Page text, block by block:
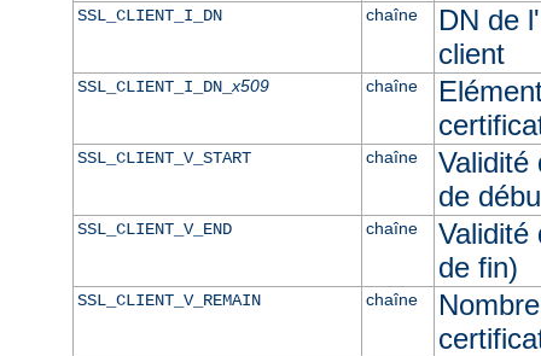
SSL_CLIENT_I_DN chaîne
DN de
client
SSL_CLIENT_I_DN_x509 chaîne
SSL_CLIENT_V_START chaîne
Validité
de
SSL_CLIENT_V_END chaîne
Validité
de fin)
SSL_CLIENT_V_REMAIN chaîne